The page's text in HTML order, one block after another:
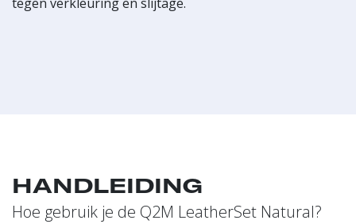
HANDLEIDING
Hoe gebruik je de Q2M LeatherSet Natural?